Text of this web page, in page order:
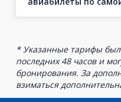
* Указанные тарифы
последних 48 часов и
бронирования. За
взиматься